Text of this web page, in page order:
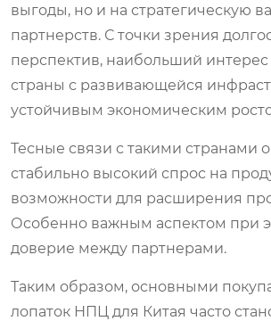
выгоды, но и на стратегическую
партнерств. С точки зрения
перспектив, наибольший
страны с развивающейся
устойчивым экономическим
Тесные связи с такими странами
стабильно высокий спрос на
возможности для расширения
Особенно важным аспектом при
доверие между партнерами.
Таким образом, основными
лопаток НПЦ для Китая часто